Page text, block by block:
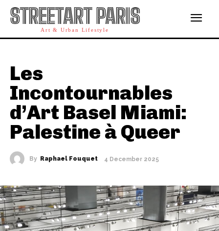
STREETART PARIS
Art & Urban Lifestyle
Les
Incontournables
d’Art Basel Miami:
Palestine à Queer
By Raphael Fouquet 4 December 2025